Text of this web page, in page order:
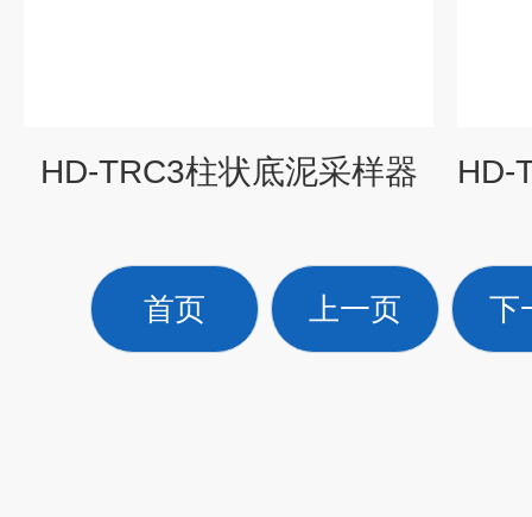
HD-TRC3柱状底泥采样器
首页 上一页 下